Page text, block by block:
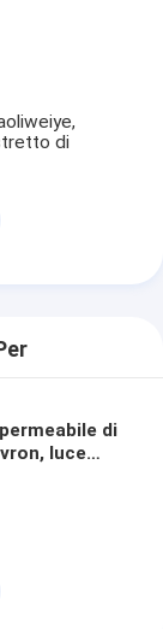
di
di
luce